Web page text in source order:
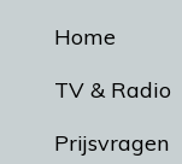
Home
TV & Radio
Prijsvragen